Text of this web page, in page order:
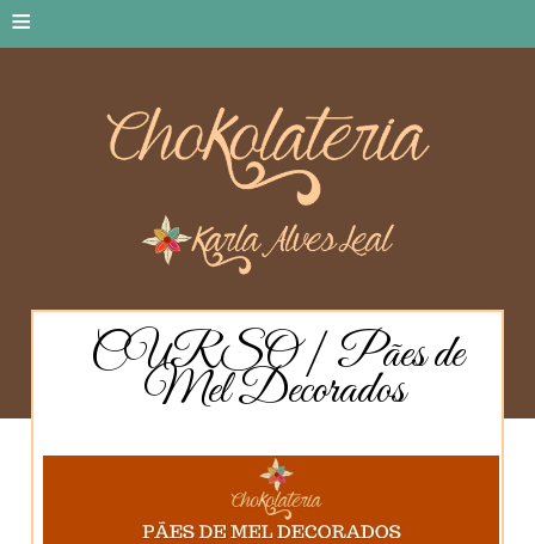
≡
CURSO | Pães de
Mel Decorados